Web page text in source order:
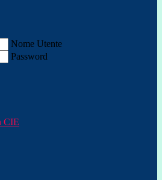
Nome Utente
Password
CIE